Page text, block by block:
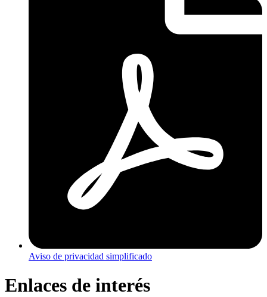
Aviso de privacidad simplificado
Enlaces de interés